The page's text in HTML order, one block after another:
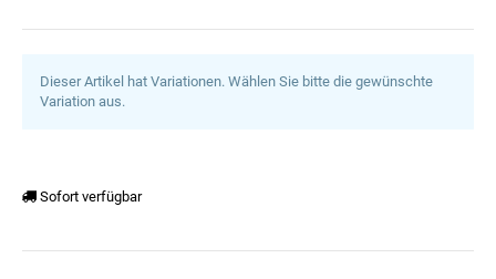
Dieser Artikel hat Variationen. Wählen Sie bitte die gewünschte
Variation aus.
Sofort verfügbar